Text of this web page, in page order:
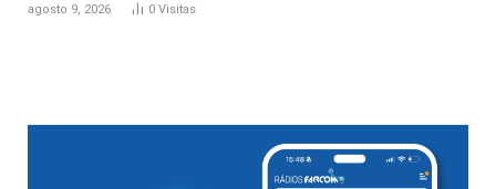
agosto 9, 2026 0 Visitas